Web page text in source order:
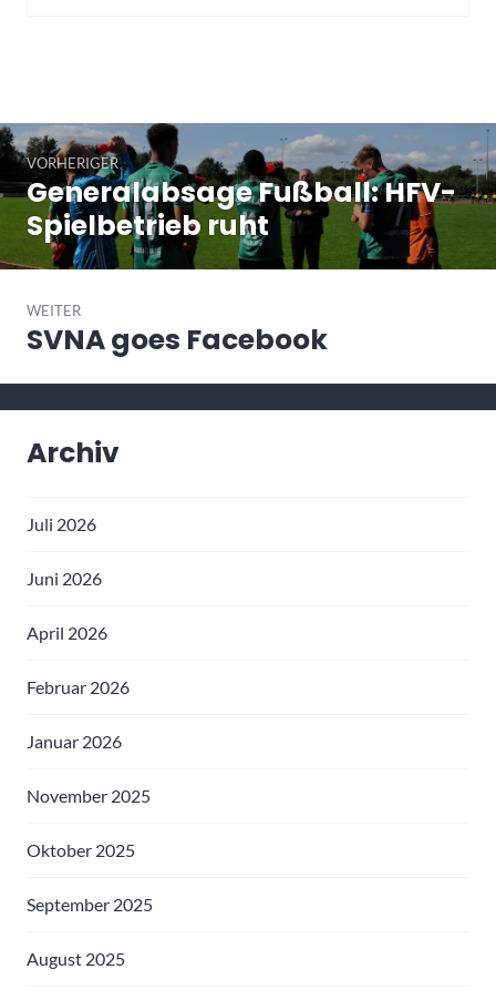
Beitragsnavigation
VORHERIGER
Vorheriger
Beitrag:
Generalabsage Fußball: HFV-
Spielbetrieb ruht
WEITER
Nächster
SVNA goes Facebook
Archiv
Juli 2026
Juni 2026
April 2026
Februar 2026
Januar 2026
November 2025
Oktober 2025
September 2025
August 2025